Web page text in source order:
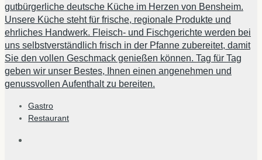
gutbürgerliche deutsche Küche im Herzen von Bensheim.
Unsere Küche steht für frische, regionale Produkte und
ehrliches Handwerk. Fleisch- und Fischgerichte werden bei
uns selbstverständlich frisch in der Pfanne zubereitet, damit
Sie den vollen Geschmack genießen können. Tag für Tag
geben wir unser Bestes, Ihnen einen angenehmen und
genussvollen Aufenthalt zu bereiten.
Gastro
Restaurant